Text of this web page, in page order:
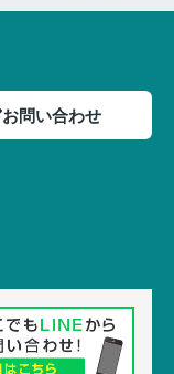
お問い合わせ